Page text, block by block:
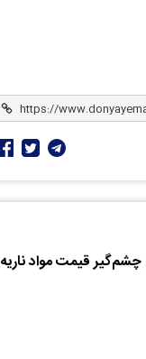
قیمت مواد ناریه